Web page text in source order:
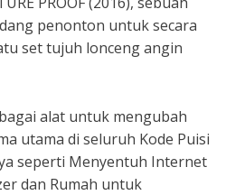
penonton untuk secara
set tujuh lonceng angin
alat untuk mengubah
utama di seluruh Kode Puisi
seperti Menyentuh Internet
dan Rumah untuk